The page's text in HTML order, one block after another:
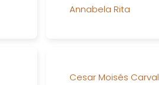
Annabela Rita
Cesar Moisés